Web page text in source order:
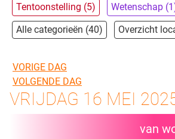
Tentoonstelling (5)
Wetenschap
Alle categorieën (40)
Overzicht
VORIGE DAG
VOLGENDE DAG
VRIJDAG 16 MEI
van